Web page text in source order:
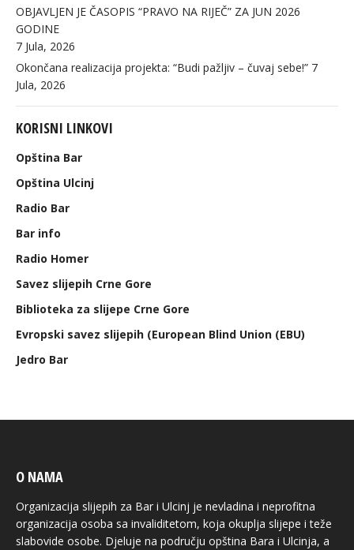
OBJAVLJEN JE ČASOPIS “PRAVO NA RIJEČ” ZA JUN 2026
GODINE
7 Jula, 2026
Okončana realizacija projekta: “Budi pažljiv – čuvaj sebe!” 7
Jula, 2026
KORISNI LINKOVI
Opština Bar
Opština Ulcinj
Radio Bar
Bar info
Radio Homer
Savez slijepih Crne Gore
Biblioteka za slijepe Crne Gore
Evropski savez slijepih (European Blind Union (EBU)
Jedro Bar
O NAMA
Organizacija slijepih za Bar i Ulcinj je nevladina i neprofitna
organizacija osoba sa invaliditetom, koja okuplja slijepe i teže
slabovide osobe. Djeluje na području opština Bara i Ulcinja, a